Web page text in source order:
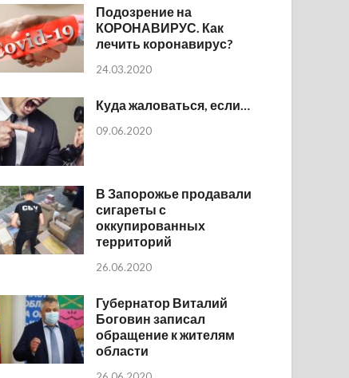
Подозрение на
КОРОНАВИРУС. Как
лечить коронавирус?
24.03.2020
Куда жаловаться, если…
09.06.2020
В Запорожье продавали
сигареты с
оккупированных
территорий
26.06.2020
Губернатор Виталий
Боговин записал
обращение к жителям
области